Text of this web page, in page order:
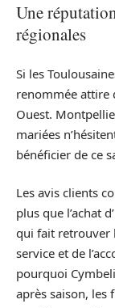
Une
régionales
Si les
renommée attire
Ouest.
mariées
bénéficier de ce
Les avis clients
plus que l’achat
qui fait retrouver
service et de
pourquoi
après saison, les